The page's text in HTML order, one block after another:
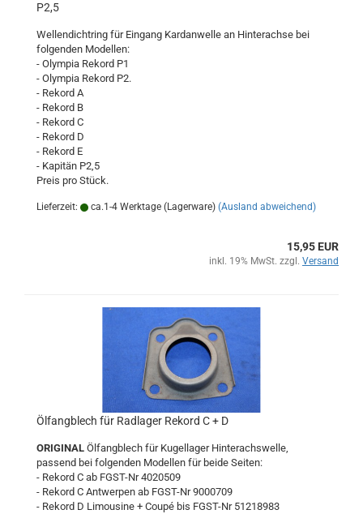
P2,5
Wellendichtring für Eingang Kardanwelle an Hinterachse bei
folgenden Modellen:
- Olympia Rekord P1
- Olympia Rekord P2.
- Rekord A
- Rekord B
- Rekord C
- Rekord D
- Rekord E
- Kapitän P2,5
Preis pro Stück.
Lieferzeit: ca.1-4 Werktage (Lagerware) (Ausland abweichend)
15,95 EUR
inkl. 19% MwSt. zzgl. Versand
Ölfangblech für Radlager Rekord C + D
ORIGINAL Ölfangblech für Kugellager Hinterachswelle,
passend bei folgenden Modellen für beide Seiten:
- Rekord C ab FGST-Nr 4020509
- Rekord C Antwerpen ab FGST-Nr 9000709
- Rekord D Limousine + Coupé bis FGST-Nr 51218983